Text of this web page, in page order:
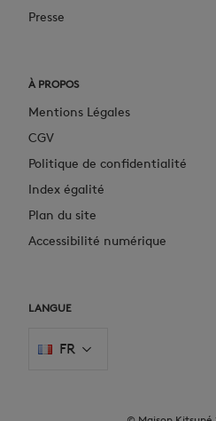
Presse
À PROPOS
Mentions Légales
CGV
Politique de confidentialité
Index égalité
Plan du site
Accessibilité numérique
LANGUE
FR